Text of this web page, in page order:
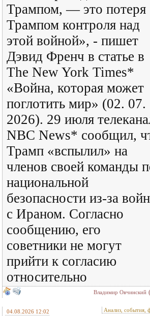
Трампом, — это потеря
Трампом контроля над
этой войной», - пишет
Дэвид Френч в статье в
The New York Times*
«Война, которая может
поглотить мир» (02. 07.
2026). 29 июля
NBC News* сообщил,
Трамп «вспылил» на
членов своей команды
национальной
безопасности из-за
с Ираном. Согласно
сообщению, его
советники не могут
прийти к согласию
относительно
Владимир Овчинский
04.08.2026 12:02 Анализ, события,